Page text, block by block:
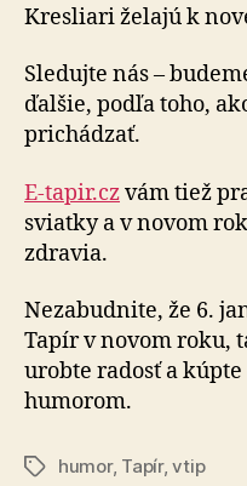
Kresliari želajú k
Sledujte nás –
ďalšie, podľa toho,
prichádzať.
E-tapir.czvám tiež
sviatky a v novom
zdravia.
Nezabudnite, že 6.
Tapír v novom roku,
urobte radosť a
humorom.
Značkyhumor, Tapír,vtip